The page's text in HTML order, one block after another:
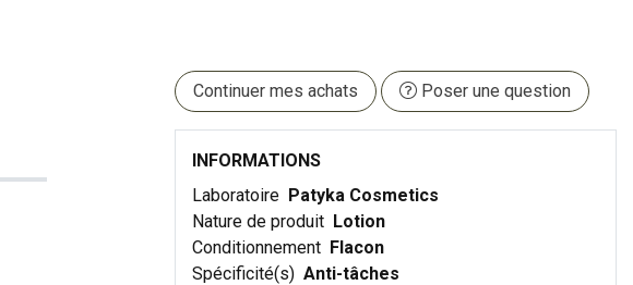
Continuer mes achats Poser une question
INFORMATIONS
Laboratoire Patyka Cosmetics
Nature de produit Lotion
Conditionnement Flacon
Spécificité(s) Anti-tâches